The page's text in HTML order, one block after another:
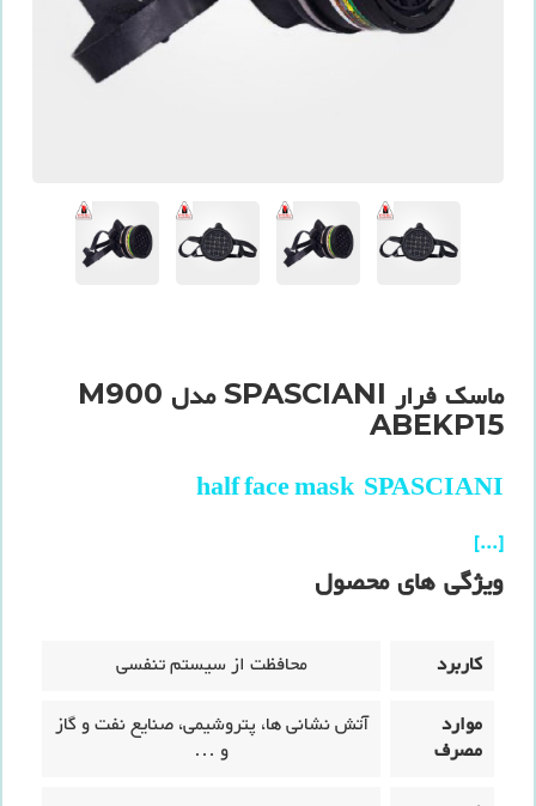
ماسک فرار SPASCIANI مدل M900
ABEKP15
half face mask SPASCIANI
[...]
ویژگی های محصول
کاربرد
محافظت از سیستم تنفسی
موارد
مصرف
آتش نشانی ها، پتروشیمی، صنایع نفت و گاز
و …